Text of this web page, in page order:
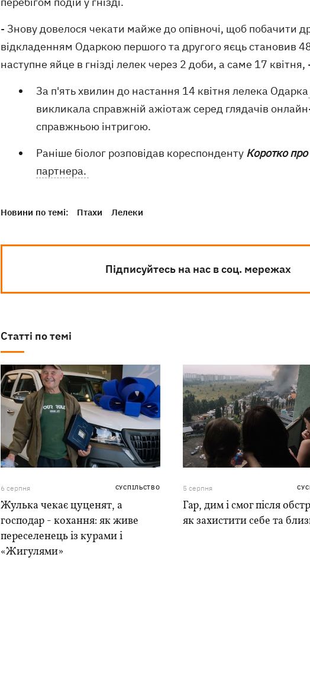
- Знову довелося чекати майже до опівночі, щоб побачити
відкладенням Одаркою першого та другого яєць становив
наступне яйце в гнізді лелек через 2 доби, а саме 17
За п'ять хвилин до настання 14 квітня лелека Одарка
викликала справжній ажіотаж серед глядачів
справжньою інтригою.
Раніше біолог розповідав кореспонденту Коротко про
партнера.
Новини по темі: Птахи Лелеки
Підписуйтесь на нас в соц. мережах
Статті по темі
6 серпня СУСПІЛЬСТВО
Жулька чекає цуценят, а
господар - кохання: як живе
переселенець із курами і
«Жигулями»
5 серпня
Гар, дим і смог після
як захистити себе та